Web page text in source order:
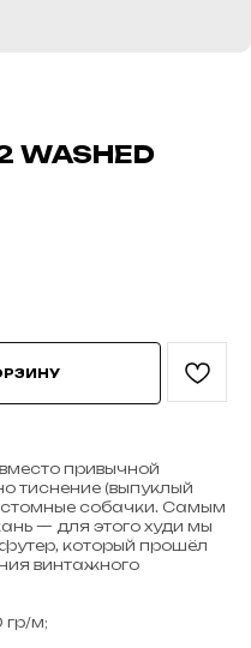
WASHED
привычной
тиснение (выпуклый
собачки. Самым
— для этого худи мы
который прошёл
винтажного
гр/м;